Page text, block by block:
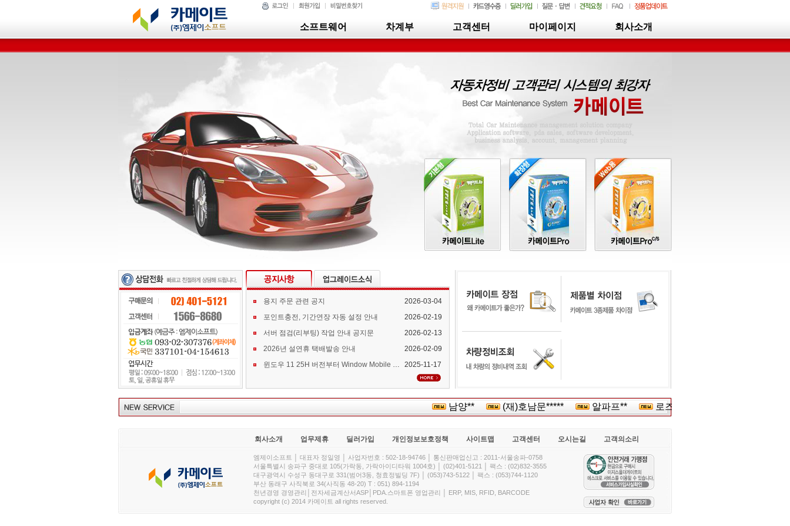
소프트웨어 차계부 고객센터 마이페이지 회사소개
용지 주문 관련 공지
2026-03-04
포인트충전, 기간연장 자동 설정 안내
2026-02-19
서버 점검(리부팅) 작업 안내 공지문
2026-02-13
2026년 설연휴 택배발송 안내
2026-02-09
윈도우 11 25H 버전부터 Window Mobile Device Center 지원 중단 안내
2025-11-17
남양** (재)호남문***** 알파프** 로즈맘여성산*****
회사소개 업무제휴 딜러가입 개인정보보호정책 사이트맵 고객센터 오시는길 고객의소리
엠제이소프트 │ 대표자 정일영 │ 사업자번호 : 502-18-94746 │ 통신판매업신고 : 2011-서울송파-0758
서울특별시 송파구 중대로 105(가락동, 가락아이디타워 1004호) │ (02)401-5121 │ 팩스 : (02)832-3555
대구광역시 수성구 동대구로 331(범어3동, 청효정빌딩 7F) │ (053)743-5122 │ 팩스 : (053)744-1120
부산 동래구 사직북로 34(사직동 48-20) T : 051) 894-1194
천년경영 경영관리│전자세금계산서ASP│PDA.스마트폰 영업관리 │ ERP, MIS, RFID, BARCODE
copyright (c) 2014 카메이트 all rights reserved.